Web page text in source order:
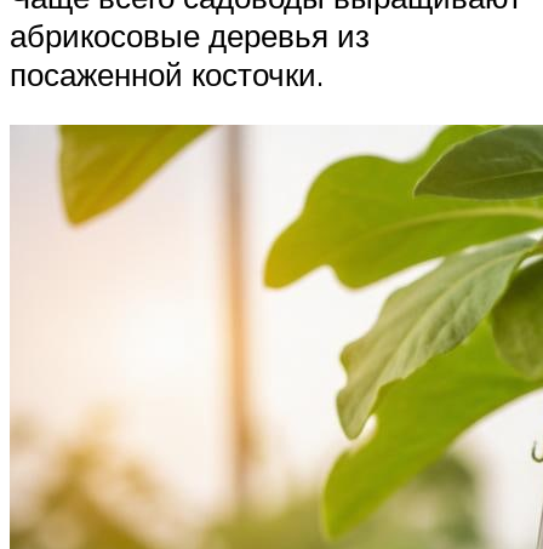
абрикосовые деревья из
посаженной косточки.